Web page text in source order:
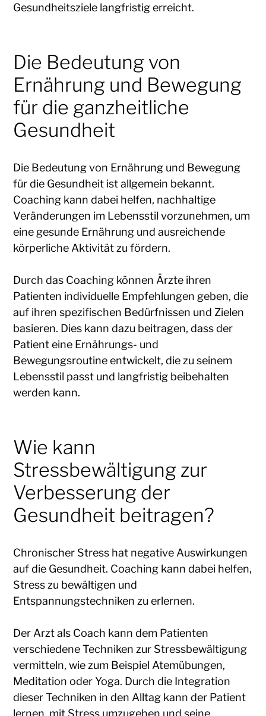
Gesundheitsziele langfristig erreicht.
Die Bedeutung von
Ernährung und Bewegung
für die ganzheitliche
Gesundheit
Die Bedeutung von Ernährung und Bewegung
für die Gesundheit ist allgemein bekannt.
Coaching kann dabei helfen, nachhaltige
Veränderungen im Lebensstil vorzunehmen, um
eine gesunde Ernährung und ausreichende
körperliche Aktivität zu fördern.
Durch das Coaching können Ärzte ihren
Patienten individuelle Empfehlungen geben, die
auf ihren spezifischen Bedürfnissen und Zielen
basieren. Dies kann dazu beitragen, dass der
Patient eine Ernährungs- und
Bewegungsroutine entwickelt, die zu seinem
Lebensstil passt und langfristig beibehalten
werden kann.
Wie kann
Stressbewältigung zur
Verbesserung der
Gesundheit beitragen?
Chronischer Stress hat negative Auswirkungen
auf die Gesundheit. Coaching kann dabei helfen,
Stress zu bewältigen und
Entspannungstechniken zu erlernen.
Der Arzt als Coach kann dem Patienten
verschiedene Techniken zur Stressbewältigung
vermitteln, wie zum Beispiel Atemübungen,
Meditation oder Yoga. Durch die Integration
dieser Techniken in den Alltag kann der Patient
lernen, mit Stress umzugehen und seine